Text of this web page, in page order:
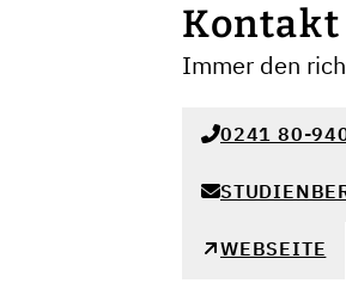
Kontakt
Immer den
0241 80-
WEBSEITE